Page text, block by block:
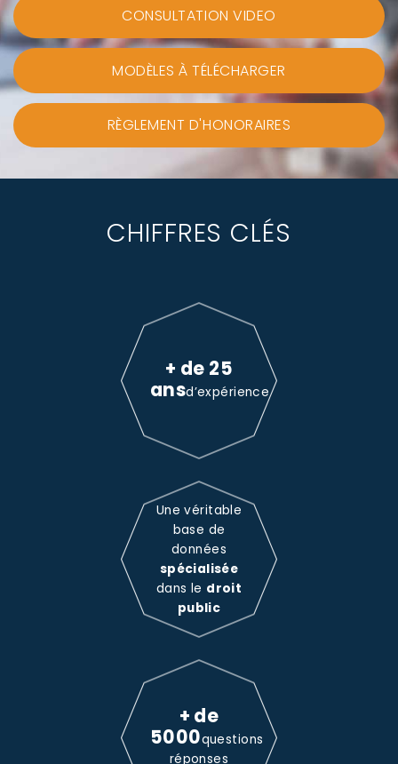
CONSULTATION VIDEO
MODÈLES À TÉLÉCHARGER
RÈGLEMENT D'HONORAIRES
CHIFFRES CLÉS
+ de 25
ansd’expérience
Une véritable
base de
données
spécialisée
dans le droit
public
+ de
5000questions
réponses